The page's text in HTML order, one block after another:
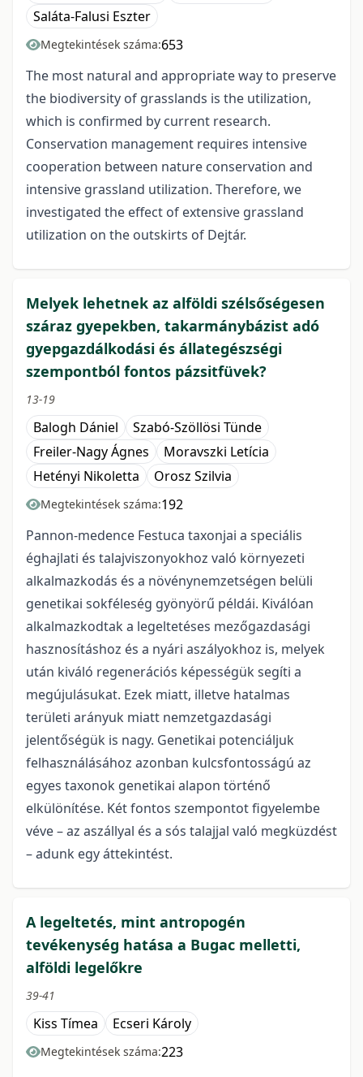
Saláta-Falusi Eszter
Megtekintések száma:653
The most natural and appropriate way to preserve
the biodiversity of grasslands is the utilization,
which is confirmed by current research.
Conservation management requires intensive
cooperation between nature conservation and
intensive grassland utilization. Therefore, we
investigated the effect of extensive grassland
utilization on the outskirts of Dejtár.
Melyek lehetnek az alföldi szélsőségesen
száraz gyepekben, takarmánybázist adó
gyepgazdálkodási és állategészségi
szempontból fontos pázsitfüvek?
13-19
Balogh Dániel
Szabó-Szöllösi Tünde
Freiler-Nagy Ágnes
Moravszki Letícia
Hetényi Nikoletta
Orosz Szilvia
Megtekintések száma:192
Pannon-medence Festuca taxonjai a speciális
éghajlati és talajviszonyokhoz való környezeti
alkalmazkodás és a növénynemzetségen belüli
genetikai sokféleség gyönyörű példái. Kiválóan
alkalmazkodtak a legeltetéses mezőgazdasági
hasznosításhoz és a nyári aszályokhoz is, melyek
után kiváló regenerációs képességük segíti a
megújulásukat. Ezek miatt, illetve hatalmas
területi arányuk miatt nemzetgazdasági
jelentőségük is nagy. Genetikai potenciáljuk
felhasználásához azonban kulcsfontosságú az
egyes taxonok genetikai alapon történő
elkülönítése. Két fontos szempontot figyelembe
véve – az aszállyal és a sós talajjal való megküzdést
– adunk egy áttekintést.
A legeltetés, mint antropogén
tevékenység hatása a Bugac melletti,
alföldi legelőkre
39-41
Kiss Tímea Ecseri Károly
Megtekintések száma:223